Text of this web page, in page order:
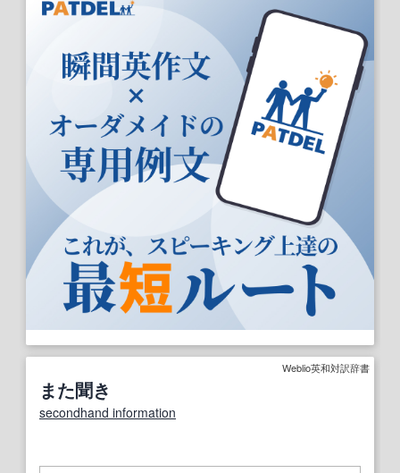
Weblio英和対訳辞書
また聞き
secondhand information